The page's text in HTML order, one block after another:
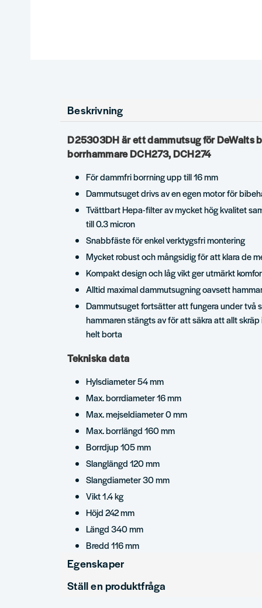
Beskrivning
D25303DH är ett dammutsug för DeWalts
borrhammare DCH273, DCH274
För dammfri borrning upp till 16 mm
Dammutsuget drivs av en egen motor för
Tvättbart Hepa-filter av mycket hög kvalitet
till 0.3 micron
Snabbfäste för enkel verktygsfri montering
Mycket robust och mångsidig för att klara de
Kompakt design och låg vikt ger utmärkt
Alltid maximal dammutsugning oavsett
Dammutsuget fortsätter att fungera under två
hammaren stängts av för att säkra att allt
helt borta
Tekniska data
Hylsdiameter 54 mm
Max. borrdiameter 16 mm
Max. mejseldiameter 0 mm
Max. borrlängd 160 mm
Borrdjup 105 mm
Slanglängd 120 mm
Slangdiameter 30 mm
Vikt 1.4 kg
Höjd 242 mm
Längd 340 mm
Bredd 116 mm
Egenskaper
Varumärke
Ställ en produktfråga